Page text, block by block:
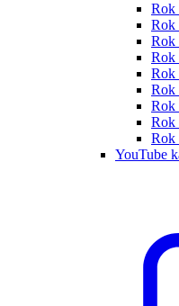
Rok
Rok
Rok
Rok
Rok
Rok
Rok
Rok
Rok
YouTube